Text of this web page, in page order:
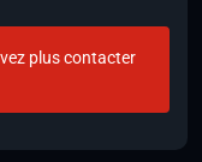
plus contacter